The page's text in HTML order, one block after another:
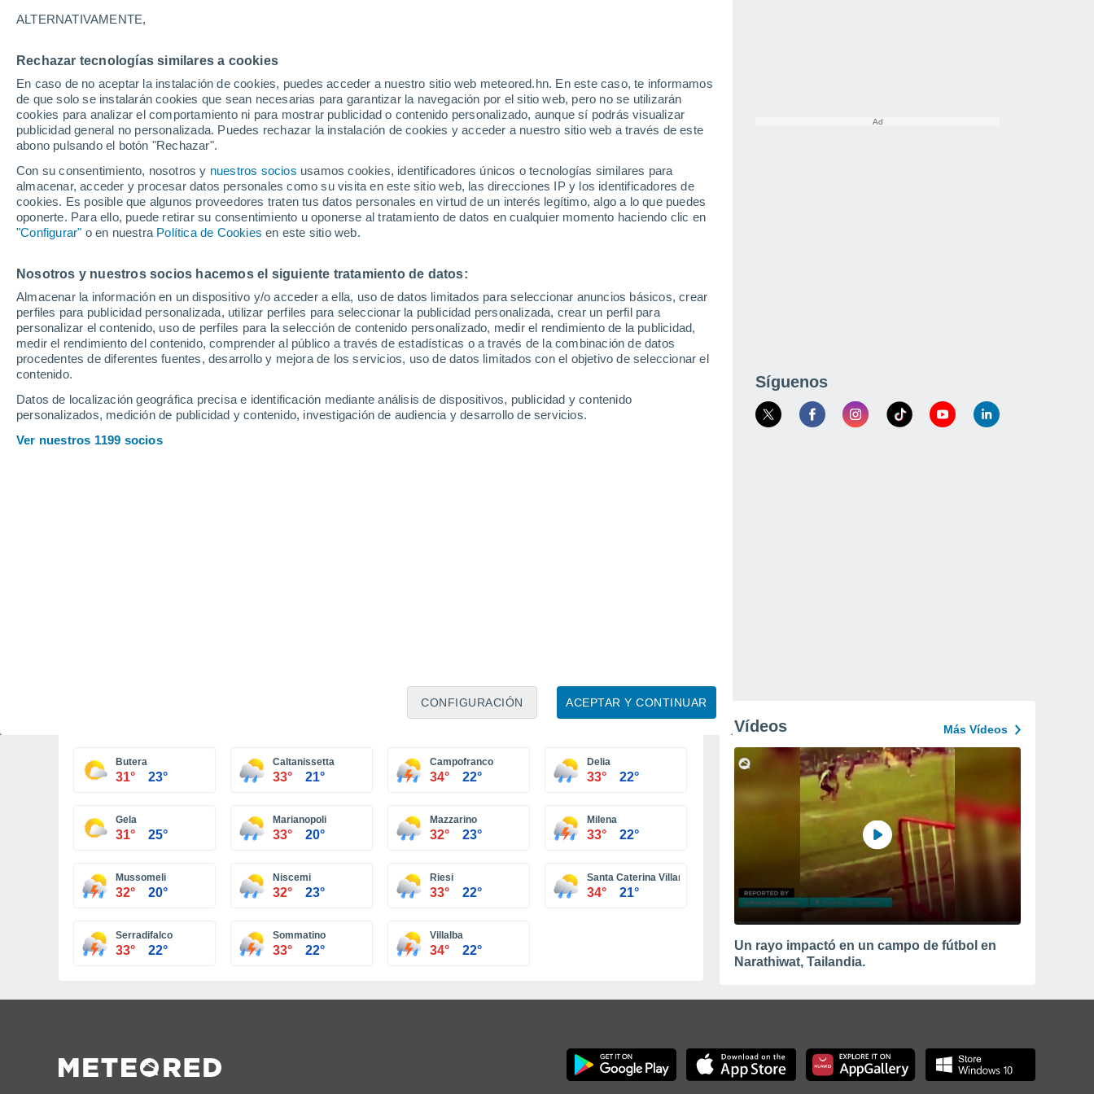
ALTERNATIVAMENTE,
Rechazar tecnologías similares a cookies
En caso de no aceptar la instalación de cookies, puedes acceder a nuestro sitio web meteored.hn. En este caso, te informamos
de que solo se instalarán cookies que sean necesarias para garantizar la navegación por el sitio web, pero no se utilizarán
cookies para analizar el comportamiento ni para mostrar publicidad o contenido personalizado, aunque sí podrás visualizar
publicidad general no personalizada. Puedes rechazar la instalación de cookies y acceder a nuestro sitio web a través de este
abono pulsando el botón "Rechazar".
Con su consentimiento, nosotros y nuestros socios usamos cookies, identificadores únicos o tecnologías similares para
almacenar, acceder y procesar datos personales como su visita en este sitio web, las direcciones IP y los identificadores de
cookies. Es posible que algunos proveedores traten tus datos personales en virtud de un interés legítimo, algo a lo que puedes
oponerte. Para ello, puede retirar su consentimiento u oponerse al tratamiento de datos en cualquier momento haciendo clic en
"Configurar" o en nuestra Política de Cookies en este sitio web.
Nosotros y nuestros socios hacemos el siguiente tratamiento de datos:
Almacenar la información en un dispositivo y/o acceder a ella, uso de datos limitados para seleccionar anuncios básicos, crear
perfiles para publicidad personalizada, utilizar perfiles para seleccionar la publicidad personalizada, crear un perfil para
personalizar el contenido, uso de perfiles para la selección de contenido personalizado, medir el rendimiento de la publicidad,
medir el rendimiento del contenido, comprender al público a través de estadísticas o a través de la combinación de datos
procedentes de diferentes fuentes, desarrollo y mejora de los servicios, uso de datos limitados con el objetivo de seleccionar el
contenido.
Datos de localización geográfica precisa e identificación mediante análisis de dispositivos, publicidad y contenido
personalizados, medición de publicidad y contenido, investigación de audiencia y desarrollo de servicios.
Ver nuestros 1199 socios
ACEPTAR Y CONTINUAR
CONFIGURACIÓN
31°
23°
Butera
33°
21°
Caltanissetta
31°
32°
Riesi
33°
Serradifalco
33°
Milena
Síguenos
Butera
31° 23°
Caltanissetta
33° 21°
Campofranco
34° 22°
Delia
33° 22°
Gela
31° 25°
Marianopoli
33° 20°
Mazzarino
32° 23°
Milena
33° 22°
Mussomeli
32° 20°
Niscemi
32° 23°
Riesi
33° 22°
Santa Caterina Villarmosa
34° 21°
Serradifalco
33° 22°
Sommatino
33° 22°
Villalba
34° 22°
Vídeos Más Vídeos
Un rayo impactó en un campo de fútbol en
Narathiwat, Tailandia.